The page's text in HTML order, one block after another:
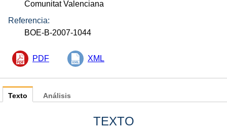
Comunitat Valenciana
Referencia:
BOE-B-2007-1044
PDF XML
Texto
TEXTO
Análisis